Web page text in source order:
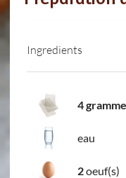
Ingredients
4
eau
2oeuf(s)